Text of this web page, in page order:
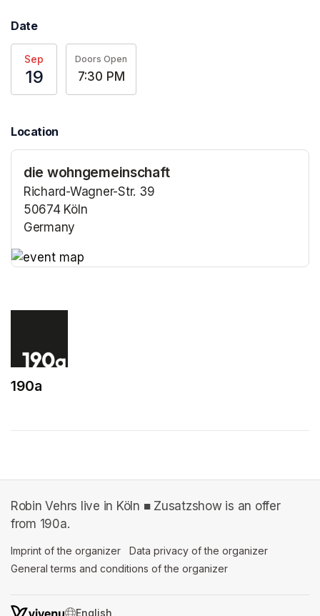
Date
Sep
19
Doors Open
7:30 PM
Location
die wohngemeinschaft
Richard-Wagner-Str. 39
50674 Köln
Germany
190a
Robin Vehrs live in Köln ■ Zusatzshow is an offer
from 190a.
Imprint of the organizer (opens in a new tab)
Data privacy of the organizer
General terms and conditions of the organizer